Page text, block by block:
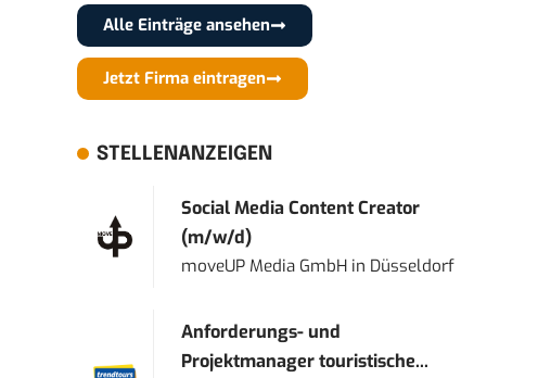
Alle Einträge ansehen
Jetzt Firma eintragen
STELLENANZEIGEN
Social Media Content Creator
(m/w/d)
moveUP Media GmbH in Düsseldorf
Anforderungs- und
Projektmanager touristische...